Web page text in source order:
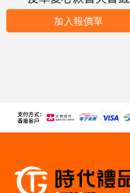
加入報價單